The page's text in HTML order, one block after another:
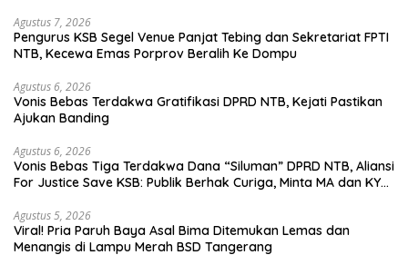
Agustus 7, 2026
Pengurus KSB Segel Venue Panjat Tebing dan Sekretariat FPTI
NTB, Kecewa Emas Porprov Beralih Ke Dompu
Agustus 6, 2026
Vonis Bebas Terdakwa Gratifikasi DPRD NTB, Kejati Pastikan
Ajukan Banding
Agustus 6, 2026
Vonis Bebas Tiga Terdakwa Dana “Siluman” DPRD NTB, Aliansi
For Justice Save KSB: Publik Berhak Curiga, Minta MA dan KY
Agustus 5, 2026
Viral! Pria Paruh Baya Asal Bima Ditemukan Lemas dan
Menangis di Lampu Merah BSD Tangerang